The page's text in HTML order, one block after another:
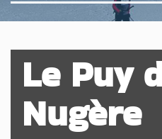
Le Puy
Nugère